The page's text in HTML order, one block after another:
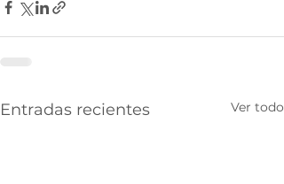
Entradas recientes Ver todo